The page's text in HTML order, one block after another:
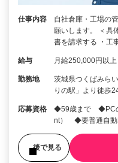
仕事内容
自社倉庫・工場の
願いします。 ＜具
書を請求する ・工
給与 月給250,000円以上
勤務地
茨城県つくばみら
りの駅」より徒歩
応募資格
◆59歳まで ◆PCの
nt） ◆要普通自動
後で見る